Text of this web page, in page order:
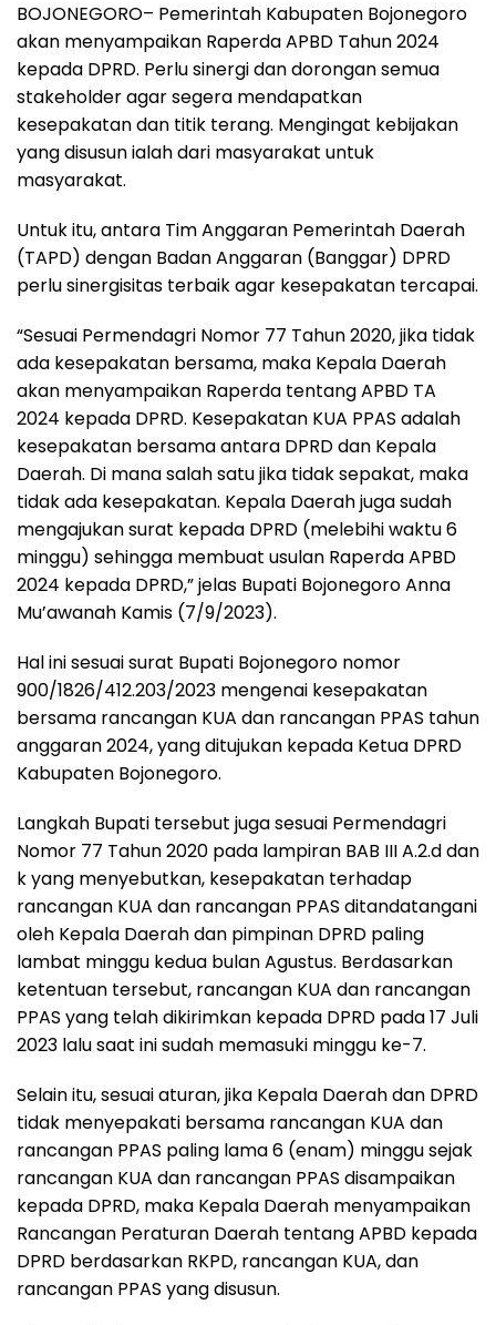
BOJONEGORO– Pemerintah Kabupaten Bojonegoro
akan menyampaikan Raperda APBD Tahun 2024
kepada DPRD. Perlu sinergi dan dorongan semua
stakeholder agar segera mendapatkan
kesepakatan dan titik terang. Mengingat kebijakan
yang disusun ialah dari masyarakat untuk
masyarakat.
Untuk itu, antara Tim Anggaran Pemerintah Daerah
(TAPD) dengan Badan Anggaran (Banggar) DPRD
perlu sinergisitas terbaik agar kesepakatan tercapai.
“Sesuai Permendagri Nomor 77 Tahun 2020, jika tidak
ada kesepakatan bersama, maka Kepala Daerah
akan menyampaikan Raperda tentang APBD TA
2024 kepada DPRD. Kesepakatan KUA PPAS adalah
kesepakatan bersama antara DPRD dan Kepala
Daerah. Di mana salah satu jika tidak sepakat, maka
tidak ada kesepakatan. Kepala Daerah juga sudah
mengajukan surat kepada DPRD (melebihi waktu 6
minggu) sehingga membuat usulan Raperda APBD
2024 kepada DPRD,” jelas Bupati Bojonegoro Anna
Mu’awanah Kamis (7/9/2023).
Hal ini sesuai surat Bupati Bojonegoro nomor
900/1826/412.203/2023 mengenai kesepakatan
bersama rancangan KUA dan rancangan PPAS tahun
anggaran 2024, yang ditujukan kepada Ketua DPRD
Kabupaten Bojonegoro.
Langkah Bupati tersebut juga sesuai Permendagri
Nomor 77 Tahun 2020 pada lampiran BAB III A.2.d dan
k yang menyebutkan, kesepakatan terhadap
rancangan KUA dan rancangan PPAS ditandatangani
oleh Kepala Daerah dan pimpinan DPRD paling
lambat minggu kedua bulan Agustus. Berdasarkan
ketentuan tersebut, rancangan KUA dan rancangan
PPAS yang telah dikirimkan kepada DPRD pada 17 Juli
2023 lalu saat ini sudah memasuki minggu ke-7.
Selain itu, sesuai aturan, jika Kepala Daerah dan DPRD
tidak menyepakati bersama rancangan KUA dan
rancangan PPAS paling lama 6 (enam) minggu sejak
rancangan KUA dan rancangan PPAS disampaikan
kepada DPRD, maka Kepala Daerah menyampaikan
Rancangan Peraturan Daerah tentang APBD kepada
DPRD berdasarkan RKPD, rancangan KUA, dan
rancangan PPAS yang disusun.